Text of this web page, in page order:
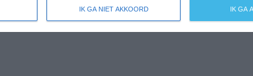
IK GA NIET AKKOORD IK GA